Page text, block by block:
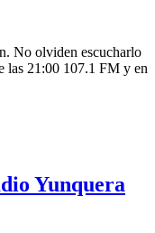
No olviden escucharlo
las 21:00 107.1 FM y en
Yunquera